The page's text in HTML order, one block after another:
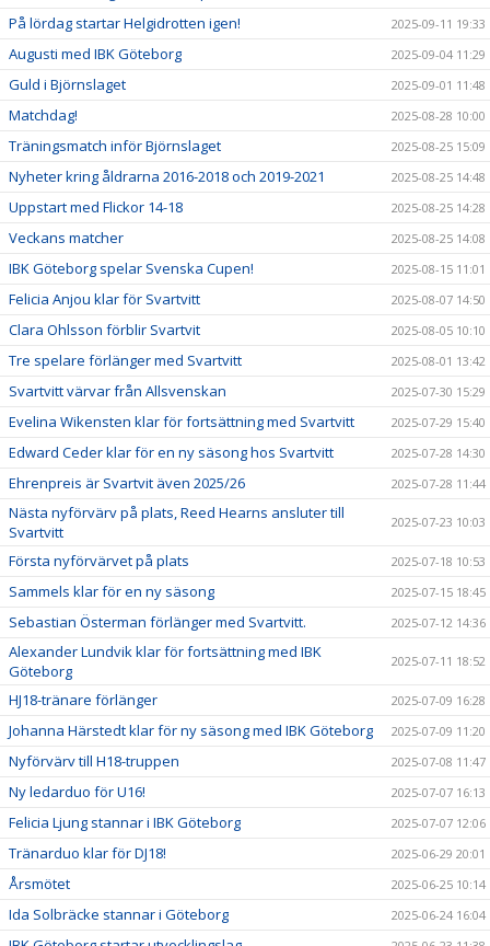
På lördag startar Helgidrotten igen! 2025-09-11 19:33
Augusti med IBK Göteborg 2025-09-04 11:29
Guld i Björnslaget 2025-09-01 11:48
Matchdag! 2025-08-28 10:00
Träningsmatch inför Björnslaget 2025-08-25 15:09
Nyheter kring åldrarna 2016-2018 och 2019-2021 2025-08-25 14:48
Uppstart med Flickor 14-18 2025-08-25 14:28
Veckans matcher 2025-08-25 14:08
IBK Göteborg spelar Svenska Cupen! 2025-08-15 11:01
Felicia Anjou klar för Svartvitt 2025-08-07 14:50
Clara Ohlsson förblir Svartvit 2025-08-05 10:10
Tre spelare förlänger med Svartvitt 2025-08-01 13:42
Svartvitt värvar från Allsvenskan 2025-07-30 15:29
Evelina Wikensten klar för fortsättning med Svartvitt 2025-07-29 15:40
Edward Ceder klar för en ny säsong hos Svartvitt 2025-07-28 14:30
Ehrenpreis är Svartvit även 2025/26 2025-07-28 11:44
Nästa nyförvärv på plats, Reed Hearns ansluter till
Svartvitt
2025-07-23 10:03
Första nyförvärvet på plats 2025-07-18 10:53
Sammels klar för en ny säsong 2025-07-15 18:45
Sebastian Österman förlänger med Svartvitt. 2025-07-12 14:36
Alexander Lundvik klar för fortsättning med IBK
Göteborg
2025-07-11 18:52
HJ18-tränare förlänger 2025-07-09 16:28
Johanna Härstedt klar för ny säsong med IBK Göteborg 2025-07-09 11:20
Nyförvärv till H18-truppen 2025-07-08 11:47
Ny ledarduo för U16! 2025-07-07 16:13
Felicia Ljung stannar i IBK Göteborg 2025-07-07 12:06
Tränarduo klar för DJ18! 2025-06-29 20:01
Årsmötet 2025-06-25 10:14
Ida Solbräcke stannar i Göteborg 2025-06-24 16:04